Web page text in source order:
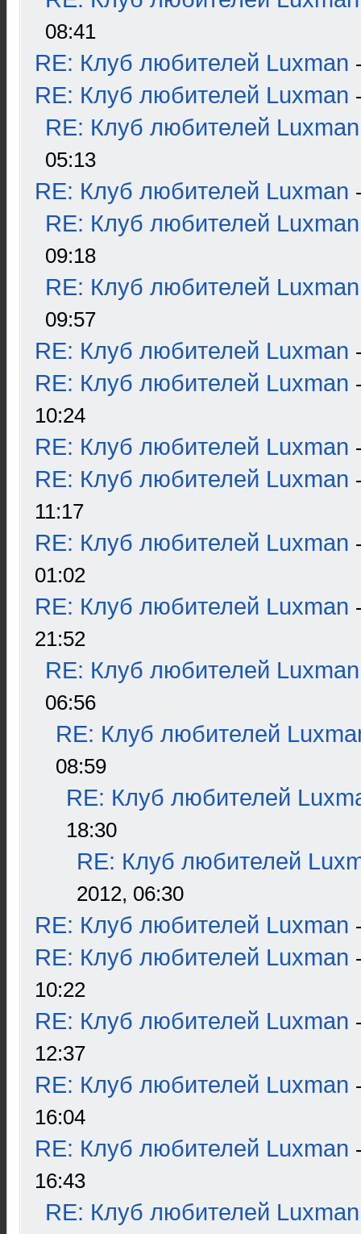
08:41
RE: Клуб любителей Luxman
RE: Клуб любителей Luxman
RE: Клуб любителей Luxman
05:13
RE: Клуб любителей Luxman
RE: Клуб любителей Luxman
09:18
RE: Клуб любителей Luxman
09:57
RE: Клуб любителей Luxman
RE: Клуб любителей Luxman
10:24
RE: Клуб любителей Luxman
RE: Клуб любителей Luxman
11:17
RE: Клуб любителей Luxman
01:02
RE: Клуб любителей Luxman
21:52
RE: Клуб любителей Luxman
06:56
RE: Клуб любителей
08:59
RE: Клуб любителей
18:30
RE: Клуб любителей
2012, 06:30
RE: Клуб любителей Luxman
RE: Клуб любителей Luxman
10:22
RE: Клуб любителей Luxman
12:37
RE: Клуб любителей Luxman
16:04
RE: Клуб любителей Luxman
16:43
RE: Клуб любителей Luxman